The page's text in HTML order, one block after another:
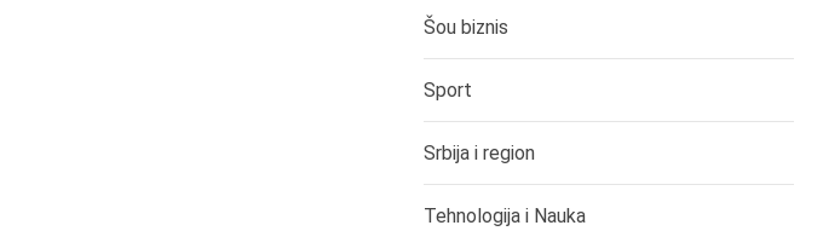
Šou biznis
Sport
Srbija i region
Tehnologija i Nauka